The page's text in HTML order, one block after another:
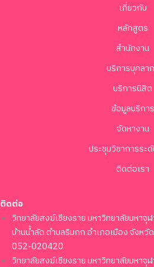
เกี่ยวกับ
หลักสูตร
สำนักงาน
บริการบุคลา
บริการนิสิต
ข้อมูลบริการ
จัดหางาน
ประชุมวิชาการระ
ติดต่อเรา
ติดต่อ
วิทยาลัยสงฆ์เชียงราย มหาวิทยาลัยมหา
บ้านน้ำลัด ตำบลริมกก อำเภอเมือง จังห
052-020420
วิทยาลัยสงฆ์เชียงราย มหาวิทยาลัยมหา